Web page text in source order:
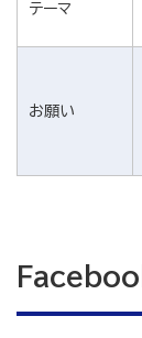
テーマ
お願い